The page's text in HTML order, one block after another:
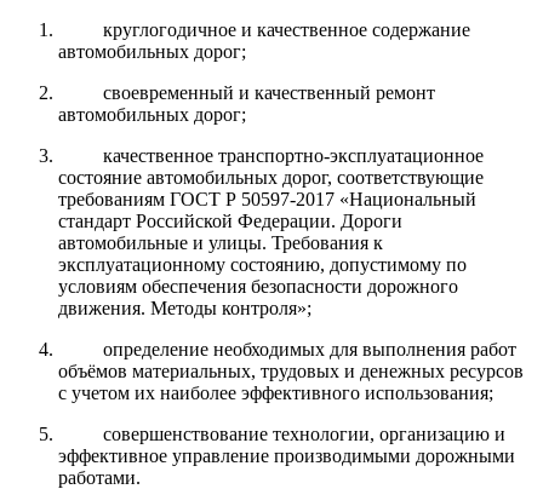
круглогодичное и качественное содержание
автомобильных дорог;
своевременный и качественный ремонт
автомобильных дорог;
качественное транспортно-эксплуатационное
состояние автомобильных дорог, соответствующие
требованиям ГОСТ Р 50597-2017 «Национальный
стандарт Российской Федерации. Дороги
автомобильные и улицы. Требования к
эксплуатационному состоянию, допустимому по
условиям обеспечения безопасности дорожного
движения. Методы контроля»;
определение необходимых для выполнения работ
объёмов материальных, трудовых и денежных ресурсов
с учетом их наиболее эффективного использования;
совершенствование технологии, организацию и
эффективное управление производимыми дорожными
работами.